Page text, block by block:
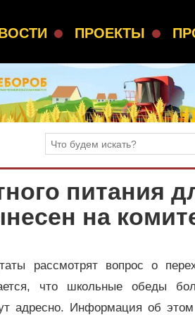
ПРОЕКТЫ
питания
на
рассмотрят вопрос о
что школьные обеды
адресно. Информация об